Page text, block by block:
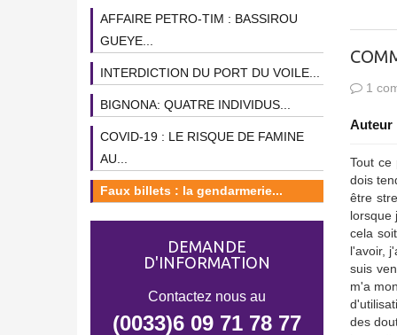
1
Tout ce
dois
être
lorsque
cela
l'avoir,
suis
m'a
des
AFFAIRE PETRO-TIM : BASSIROU
GUEYE...
INTERDICTION DU PORT DU VOILE...
BIGNONA: QUATRE INDIVIDUS...
COVID-19 : LE RISQUE DE FAMINE
AU...
Faux billets : la gendarmerie...
DEMANDE
D'INFORMATION
Contactez nous au
(0033)6 09 71 78 77